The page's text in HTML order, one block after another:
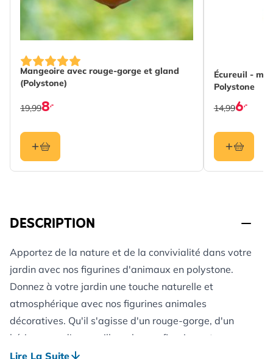
Mangeoire avec rouge-gorge et gland
(Polystone)
8,-
19,99
Écureuil -
Polystone
6,-
14,99
DESCRIPTION
Apportez de la nature et de la convivialité dans votre
jardin avec nos figurines d'animaux en polystone.
Donnez à votre jardin une touche naturelle et
atmosphérique avec nos figurines animales
décoratives. Qu'il s'agisse d'un rouge-gorge, d'un
hérisson ou d'un papillon, chaque figurine est
fabriquée avec un grand souci du détail et apporte
Lire La Suite